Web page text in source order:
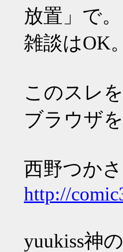
放置」で。
雑談はOK
このスレ
ブラウザ
西野つか
http://
yuukiss神